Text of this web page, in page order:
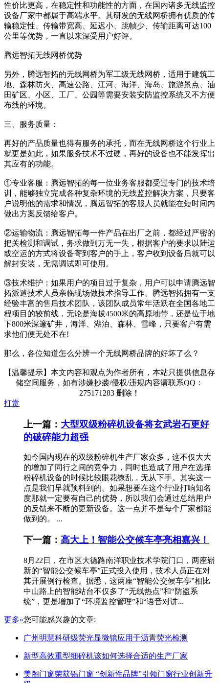
性价比更高，在稳定性和功能性的方面，在国内诸多无线监控
设备厂家中都属于高端水平。其研发的无线网桥拥有优质的传
输稳定性、传输带宽高、延迟小、跳帧少、传输距离可达100
公里等优势，一直以来深受用户好评。
腾远智拓无线网桥优势
另外，腾远智拓的无线网桥为军工级无线网桥，适用于建筑工
地、森林防火、高速公路、江河、海洋、海岛、旅游景点、油
田矿区、小区、工厂、公园等需要安装安防监控系统又不方便
布线的环境。
三、服务质量：
再好的产品质量也得有服务的承托，而在无线网桥这个行业上
就更是如此，如果服务技术不过硬，再好的设备也不能发挥出
其应有的功能。
①专业客服：腾远智拓的每一位业务客服都受过专门的技术培
训，能够独立完成各种复杂环境的无线监控解决方案，只要客
户说明他的需求和情况，腾远智拓的客服人员就能在短时间内
做出方案反馈给客户。
②运输物流：腾远智拓每一件产品在出厂之前，都经过严密的
把关检测和调试，务求做到万无一失，根据客户的要求以陆运
或空运的方式将设备寄到客户的手上，客户收到设备后就可以
解封安装，无需调试即可使用。
③技术维护：如果用户的项目过于复杂，用户可以申请腾远智
拓派遣技术人员亲临现场做技术指导工作。腾远智拓拥有一支
经验丰富的售后技术团队，该团队成员常年活跃在全国各地工
程项目的较前线，无论是海拔4500米的高原地带，还是位于地
下800米深邃矿井，海洋、湖泊、森林、雪峰，只要客户有需
求他们便无处不在!
那么，各位知道怎么分辨一个无线网桥品牌的好坏了么？
【温馨提示】本文内容和观点为作者所有，本站只提供信息存
储空间服务，如有涉嫌抄袭/侵权/违规内容请联系QQ：
275171283 删除！
打赏
上一篇： 大型双级粉碎机设备将玄武岩石更好
的破碎能力超强
如今国内现在的双级粉碎机生产厂家众多，这不仅大大
的增加了同行之间的竞争力，同时也造成了用户在选择
粉碎机设备的时候比较眼花缭乱，无从下手。其实这一
点是我们早就预料到的。如果想要在这个行业打响知名
度那就一定要有自己的优势，所以我们会通过总结用户
的反馈来不断的更新设备。这一点并不是每个厂家都能
做到的。 ...
下一篇： 高大上！智能公交候车亭亮相嘉兴！
8月22日，在市区大德路南洋职业技术学院门口，两座崭
新的“智能公交候车亭”正式投入使用，技术人员正在对
其开展例行检查。据悉，这两座“智能公交候车亭”相比
中山路上的智能站台不仅多了“无线热点”和“防盗系
统”，更是增加了“环境监控管理”和“语音对讲...
更多»您可能感兴趣的文章:
广州明慧科研级荧光显微镜应用于沥青荧光检测
新型高效重型细碎机该如何选择合适的生产厂家
美阁门窗荣获铝门窗 “创新性品牌”引领门窗行业创新升